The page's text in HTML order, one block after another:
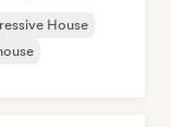
House